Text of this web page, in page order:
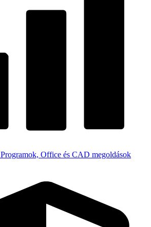
Programok, Office és CAD megoldások